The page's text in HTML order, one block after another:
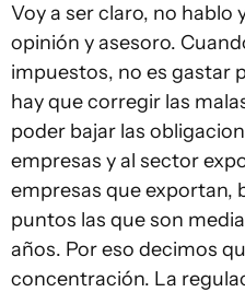
Voy a ser claro, no hablo
opinión y asesoro.
impuestos, no es gastar
hay que corregir las
poder bajar las
empresas y al sector
empresas que exportan,
puntos las que son
años. Por eso decimos
concentración. La